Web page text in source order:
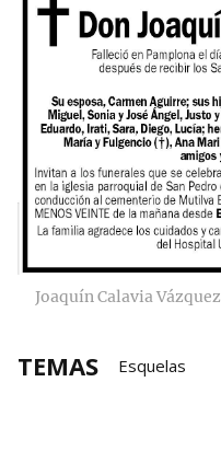
Joaquín Calavia Vázquez
TEMAS Esquelas